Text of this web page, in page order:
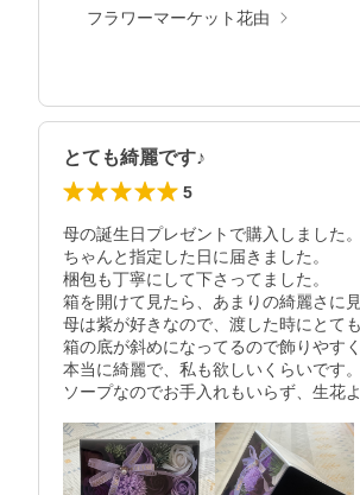
フラワーマーケット花由
とても綺麗です♪
5
母の誕生日プレゼントで購入しました。
ちゃんと指定した日に届きました。
梱包も丁寧にして下さってました。
箱を開けて見たら、あまりの綺麗さに
母は紫が好きなので、渡した時にとて
箱の底が斜めになってるので飾りやす
本当に綺麗で、私も欲しいくらいです。
ソープなのでお手入れもいらず、生花